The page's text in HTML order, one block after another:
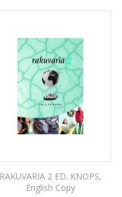
RAKUVARIA 2 ED. KNOPS,
English Copy